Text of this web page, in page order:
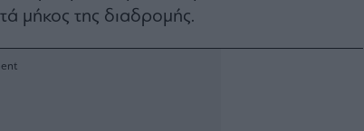
μήκος της διαδρομής.